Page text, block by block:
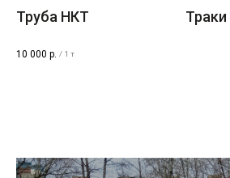
Труба НКТ
10 000 р. / 1 т
Траки